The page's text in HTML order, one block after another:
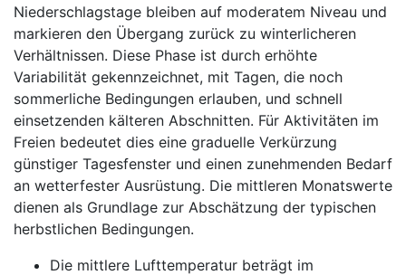
Niederschlagstage bleiben auf moderatem Niveau und
markieren den Übergang zurück zu winterlicheren
Verhältnissen. Diese Phase ist durch erhöhte
Variabilität gekennzeichnet, mit Tagen, die noch
sommerliche Bedingungen erlauben, und schnell
einsetzenden kälteren Abschnitten. Für Aktivitäten im
Freien bedeutet dies eine graduelle Verkürzung
günstiger Tagesfenster und einen zunehmenden Bedarf
an wetterfester Ausrüstung. Die mittleren Monatswerte
dienen als Grundlage zur Abschätzung der typischen
herbstlichen Bedingungen.
Die mittlere Lufttemperatur beträgt im